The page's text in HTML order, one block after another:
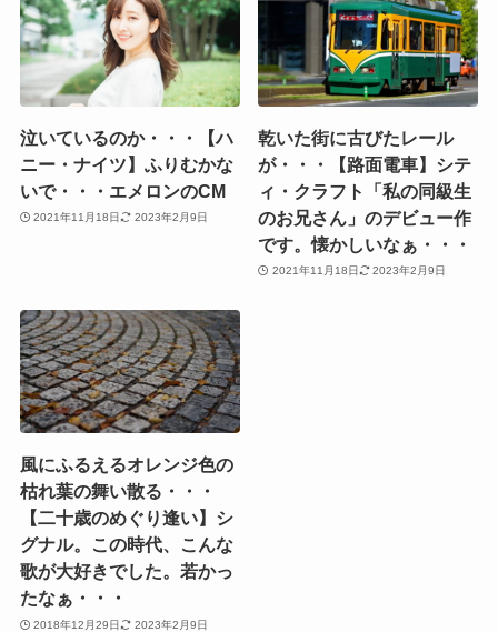
泣いているのか・・・【ハ
ニー・ナイツ】ふりむかな
いで・・・エメロンのCM
2021年11月18日 2023年2月9日
乾いた街に古びたレール
が・・・【路面電車】シテ
ィ・クラフト「私の同級生
のお兄さん」のデビュー作
です。懐かしいなぁ・・・
2021年11月18日 2023年2月9日
風にふるえるオレンジ色の
枯れ葉の舞い散る・・・
【二十歳のめぐり逢い】シ
グナル。この時代、こんな
歌が大好きでした。若かっ
たなぁ・・・
2018年12月29日 2023年2月9日